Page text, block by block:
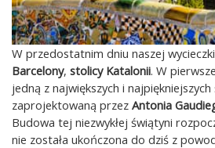
W przedostatnim dniu naszej
Barcelony, stolicy Katalonii. W
jedną z największych i
zaprojektowaną przez Antonia
Budowa tej niezwykłej świątyni
nie została ukończona do dziś z